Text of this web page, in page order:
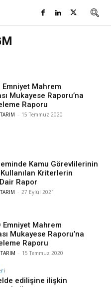
Emniyet Mahrem
Mukayese Raporu’na
Raporu
- 15 Temmuz 2020
Kamu Görevlilerinin
Kriterlerin
Rapor
- 27 Eylül 2021
Emniyet Mahrem
Mukayese Raporu’na
Raporu
- 15 Temmuz 2020
edilişine ilişkin